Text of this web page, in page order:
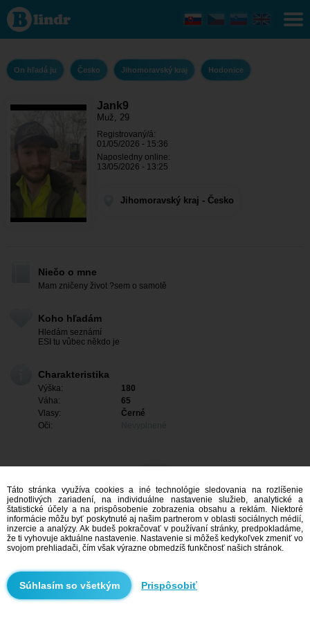
Jank9 - On
hľadá ju
Jihomoravský
kraj -
On hľadá ju Česko Jihomoravský kraj Hodonice
Jank9
Muž, 29
Registrovaný/á:
01/05/2026 - 15:36
Naposledny online:
13/05/2026 - 13:25
Jihomoravský kraj - Česko
Niečo o mne
Mam zničeny život ?sem o samotě
Koho hľadám
Hledám seznámí
ESI tu vůbec někdo je
Charakteristika
Výška:
180
Váha:
65
Vlasy:
Černé
Oči:
Vyhľadávanie
Táto stránka využíva cookies a iné technológie sledovania na rozlíšenie
jednotlivých zariadení, na individuálne nastavenie služieb, analytické a
štatistické účely a na prispôsobenie zobrazenia obsahu a reklám. Niektoré
informácie môžu byť poskytnuté aj našim partnerom v oblasti sociálnych médií,
inzercie a analýzy. Ak budeš pokračovať v používaní stránky, predpokladáme,
že ti vyhovuje aktuálne nastavenie. Nastavenie si môžeš kedykoľvek zmeniť vo
svojom prehliadači, čím však výrazne obmedzíš funkčnosť našich stránok.
Prispôsobiť